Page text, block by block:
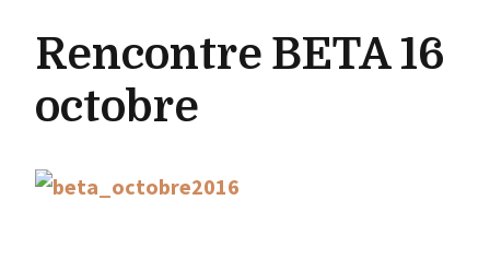
Rencontre BETA 16
octobre